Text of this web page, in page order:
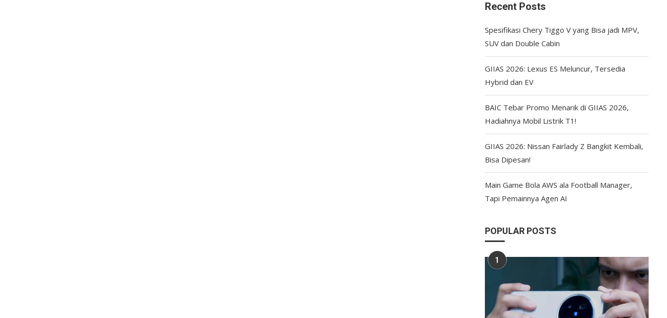
Recent Posts
Spesifikasi Chery Tiggo V yang Bisa jadi MPV,
SUV dan Double Cabin
GIIAS 2026: Lexus ES Meluncur, Tersedia
Hybrid dan EV
BAIC Tebar Promo Menarik di GIIAS 2026,
Hadiahnya Mobil Listrik T1!
GIIAS 2026: Nissan Fairlady Z Bangkit Kembali,
Bisa Dipesan!
Main Game Bola AWS ala Football Manager,
Tapi Pemainnya Agen AI
POPULAR POSTS
1